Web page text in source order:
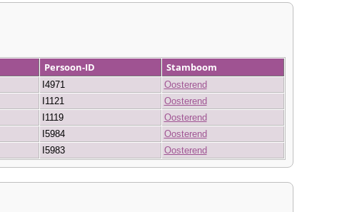
Persoon-ID Stamboom
I4971
Oosterend
I1121
Oosterend
I1119
Oosterend
I5984
Oosterend
I5983 Oosterend